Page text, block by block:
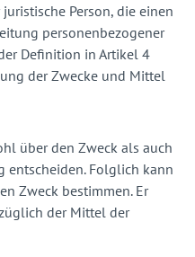
Person, die einen
personenbezogener
Definition in Artikel 4
der Zwecke und Mittel
über den Zweck als auch
entscheiden. Folglich kann
Zweck bestimmen. Er
der Mittel der